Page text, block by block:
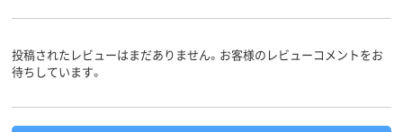
投稿されたレビューはまだありません。お客様のレビューコメントをお
待ちしています。